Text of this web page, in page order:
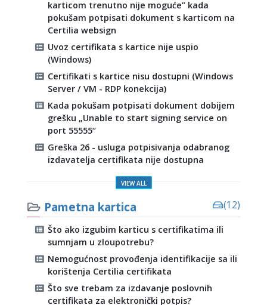
karticom trenutno nije moguće” kada
pokušam potpisati dokument s karticom na
Certilia websign
Uvoz certifikata s kartice nije uspio
(Windows)
Certifikati s kartice nisu dostupni (Windows
Server / VM - RDP konekcija)
Kada pokušam potpisati dokument dobijem
grešku „Unable to start signing service on
port 55555“
Greška 26 - usluga potpisivanja odabranog
izdavatelja certifikata nije dostupna
VIEW ALL
(12)
Pametna kartica
Što ako izgubim karticu s certifikatima ili
sumnjam u zloupotrebu?
Nemogućnost provođenja identifikacije sa ili
korištenja Certilia certifikata
Što sve trebam za izdavanje poslovnih
certifikata za elektronički potpis?